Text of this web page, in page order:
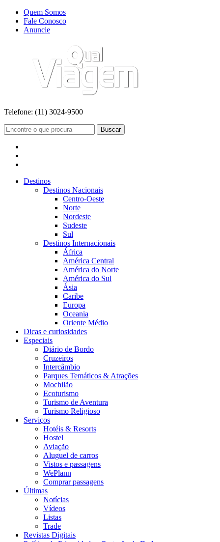
Quem Somos
Fale Conosco
Anuncie
Telefone: (11) 3024-9500
Buscar
Destinos
Destinos Nacionais
Centro-Oeste
Norte
Nordeste
Sudeste
Sul
Destinos Internacionais
África
América Central
América do Norte
América do Sul
Ásia
Caribe
Europa
Oceania
Oriente Médio
Dicas e curiosidades
Especiais
Diário de Bordo
Cruzeiros
Intercâmbio
Parques Temáticos & Atrações
Mochilão
Ecoturismo
Turismo de Aventura
Turismo Religioso
Serviços
Hotéis & Resorts
Hostel
Aviação
Aluguel de carros
Vistos e passagens
WePlann
Comprar passagens
Últimas
Notícias
Vídeos
Listas
Trade
Revistas Digitais